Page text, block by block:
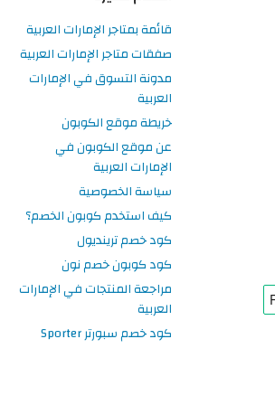
قائمة بمتاجر الإمارات العربية
صفقات متاجر الإمارات العربية
مدونة التسوق في الإمارات
العربية
خريطة موقع الكوبون
عن موقع الكوبون في
الإمارات العربية
سياسة الخصوصية
كيف استخدم كوبون الخصم؟
كود خصم ترينديول
كود كوبون خصم نون
مراجعة المنتجات في الإمارات
العربية
كود خصم سبورتر Sporter